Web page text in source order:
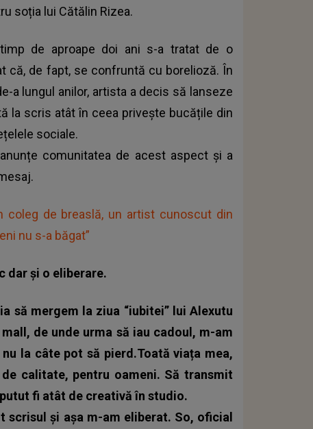
soția lui Cătălin Rizea.
de aproape doi ani s-a tratat de o
că, de fapt, se confruntă cu borelioză. În
a lungul anilor, artista a decis să lanseze
la scris atât în ceea privește bucățile din
sociale.
comunitatea de acest aspect și a
coleg de breaslă, un artist cunoscut din
nu s-a băgat”
dar și o eliberare.
să mergem la ziua “iubitei” lui Alexutu
de unde urma să iau cadoul, m-am
la câte pot să pierd.Toată viața mea,
calitate, pentru oameni. Să transmit
fi atât de creativă în studio.
scrisul și așa m-am eliberat. So, oficial